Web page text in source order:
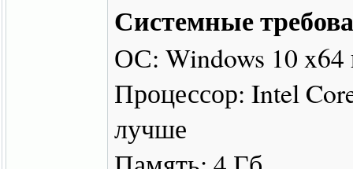
Системные
ОС: Windows 10
Процессор: Intel
лучше